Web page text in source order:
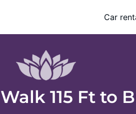
Car
115 Ft to